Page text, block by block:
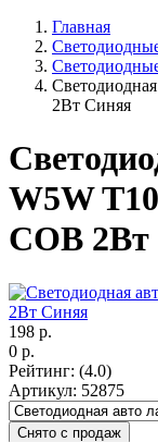
Главная
2Вт Синяя
W5W
COB
198 р.
0 р.
Рейтинг: (4.0)
Артикул: 52875
Снято с продаж